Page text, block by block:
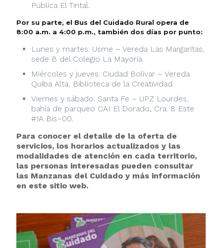
Pública El Tintal.
Por su parte, el Bus del Cuidado Rural opera de
8:00 a.m. a 4:00 p.m., también dos días por punto:
Lunes y martes: Usme – Vereda Las Margaritas,
sede B del Colegio La Mayoría.
Miércoles y jueves: Ciudad Bolívar – Vereda
Quiba Alta, Biblioteca de la Creatividad.
Viernes y sábado: Santa Fe – UPZ Lourdes,
bahía de parqueo CAI El Dorado, Cra. 8 Este
#1A Bis–00.
Para conocer el detalle de la oferta de
servicios, los horarios actualizados y las
modalidades de atención en cada territorio,
las personas interesadas pueden consultar
las Manzanas del Cuidado y más información
en este sitio web.